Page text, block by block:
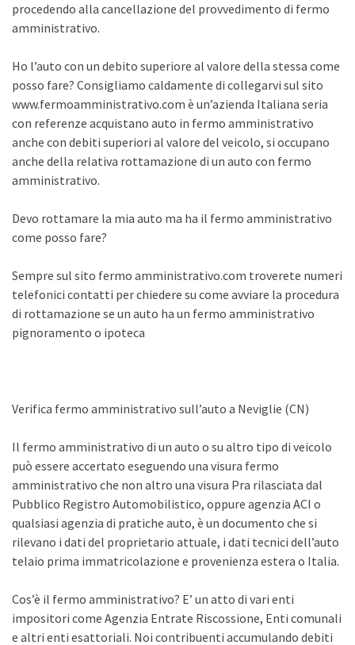
procedendo alla cancellazione del provvedimento di fermo
amministrativo.
Ho l’auto con un debito superiore al valore della stessa come
posso fare? Consigliamo caldamente di collegarvi sul sito
www.fermoamministrativo.com è un’azienda Italiana seria
con referenze acquistano auto in fermo amministrativo
anche con debiti superiori al valore del veicolo, si occupano
anche della relativa rottamazione di un auto con fermo
amministrativo.
Devo rottamare la mia auto ma ha il fermo amministrativo
come posso fare?
Sempre sul sito fermo amministrativo.com troverete numeri
telefonici contatti per chiedere su come avviare la procedura
di rottamazione se un auto ha un fermo amministrativo
pignoramento o ipoteca
Verifica fermo amministrativo sull’auto a Neviglie (CN)
Il fermo amministrativo di un auto o su altro tipo di veicolo
può essere accertato eseguendo una visura fermo
amministrativo che non altro una visura Pra rilasciata dal
Pubblico Registro Automobilistico, oppure agenzia ACI o
qualsiasi agenzia di pratiche auto, è un documento che si
rilevano i dati del proprietario attuale, i dati tecnici dell’auto
telaio prima immatricolazione e provenienza estera o Italia.
Cos’è il fermo amministrativo? E’ un atto di vari enti
impositori come Agenzia Entrate Riscossione, Enti comunali
e altri enti esattoriali. Noi contribuenti accumulando debiti